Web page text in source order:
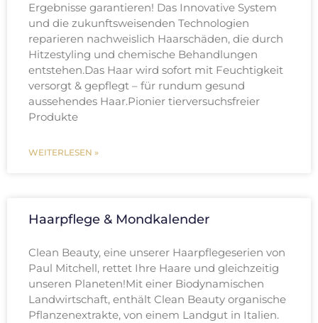
Ergebnisse garantieren! Das Innovative System
und die zukunftsweisenden Technologien
reparieren nachweislich Haarschäden, die durch
Hitzestyling und chemische Behandlungen
entstehen.Das Haar wird sofort mit Feuchtigkeit
versorgt & gepflegt – für rundum gesund
aussehendes Haar.Pionier tierversuchsfreier
Produkte
WEITERLESEN »
Haarpflege & Mondkalender
Clean Beauty, eine unserer Haarpflegeserien von
Paul Mitchell, rettet Ihre Haare und gleichzeitig
unseren Planeten!Mit einer Biodynamischen
Landwirtschaft, enthält Clean Beauty organische
Pflanzenextrakte, von einem Landgut in Italien.